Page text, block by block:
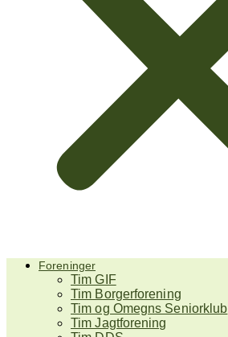
Foreninger
Tim GIF
Tim Borgerforening
Tim og Omegns Seniorklub
Tim Jagtforening